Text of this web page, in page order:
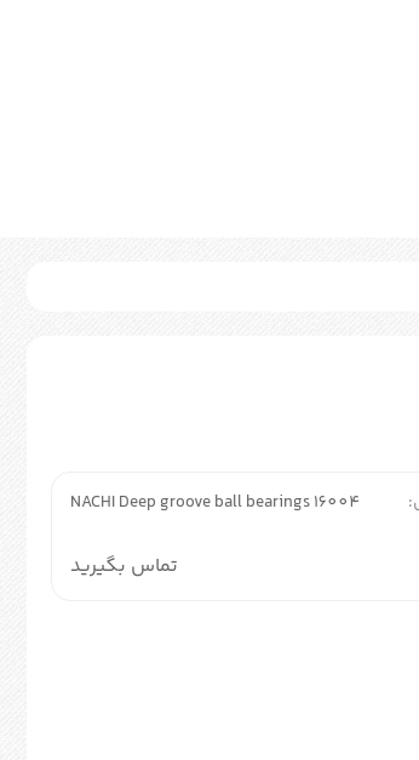
NACHI Deep groove ball bearings 16004
تماس بگیرید